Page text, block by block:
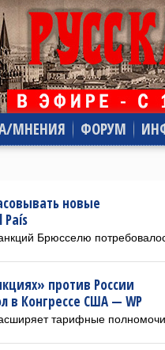
МНЕНИЯ ФОРУМ
новые
País
Брюсселю
против России
в Конгрессе США — WP
тарифные